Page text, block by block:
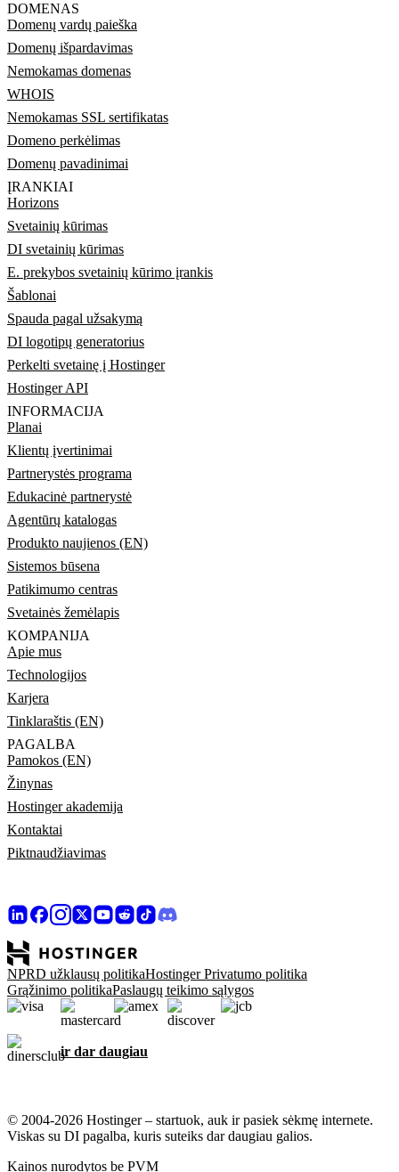
DOMENAS
Domenų vardų paieška
Domenų išpardavimas
Nemokamas domenas
WHOIS
Nemokamas SSL sertifikatas
Domeno perkėlimas
Domenų pavadinimai
ĮRANKIAI
Horizons
Svetainių kūrimas
DI svetainių kūrimas
E. prekybos svetainių kūrimo įrankis
Šablonai
Spauda pagal užsakymą
DI logotipų generatorius
Perkelti svetainę į Hostinger
Hostinger API
INFORMACIJA
Planai
Klientų įvertinimai
Partnerystės programa
Edukacinė partnerystė
Agentūrų katalogas
Produkto naujienos (EN)
Sistemos būsena
Patikimumo centras
Svetainės žemėlapis
KOMPANIJA
Apie mus
Technologijos
Karjera
Tinklaraštis (EN)
PAGALBA
Pamokos (EN)
Žinynas
Hostinger akademija
Kontaktai
Piktnaudžiavimas
NPRD užklausų politikaHostinger Privatumo politika
Grąžinimo politikaPaslaugų teikimo sąlygos
ir dar daugiau
© 2004-2026 Hostinger – startuok, auk ir pasiek sėkmę internete.
Viskas su DI pagalba, kuris suteiks dar daugiau galios.
Kainos nurodytos be PVM